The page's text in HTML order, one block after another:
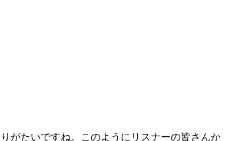
がたいですね。このようにリスナーの皆さんか